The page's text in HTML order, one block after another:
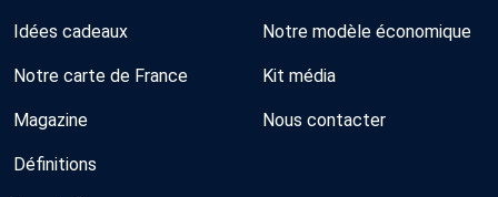
Idées cadeaux
Notre carte de France
Magazine
Définitions
Notre modèle économique
Kit média
Nous contacter